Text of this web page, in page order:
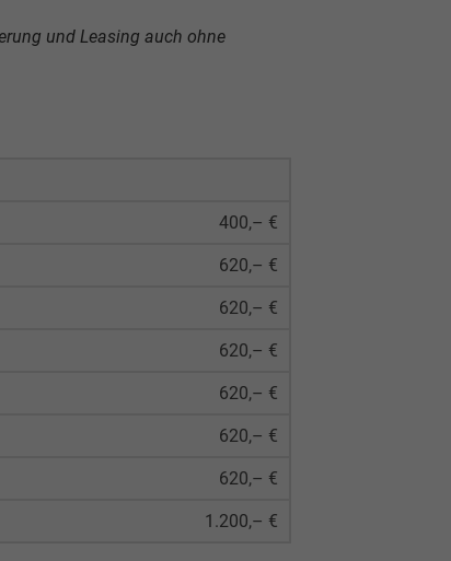
und Leasing auch ohne
400,– €
620,– €
620,– €
620,– €
620,– €
620,– €
620,– €
1.200,– €